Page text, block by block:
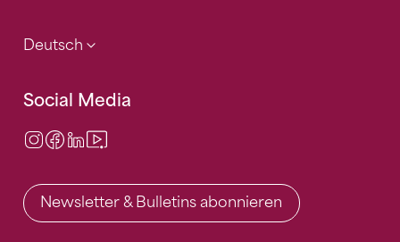
Deutsch
Social Media
Instagram
Facebook
LinkedIn
Newsletter & Bulletins abonnieren